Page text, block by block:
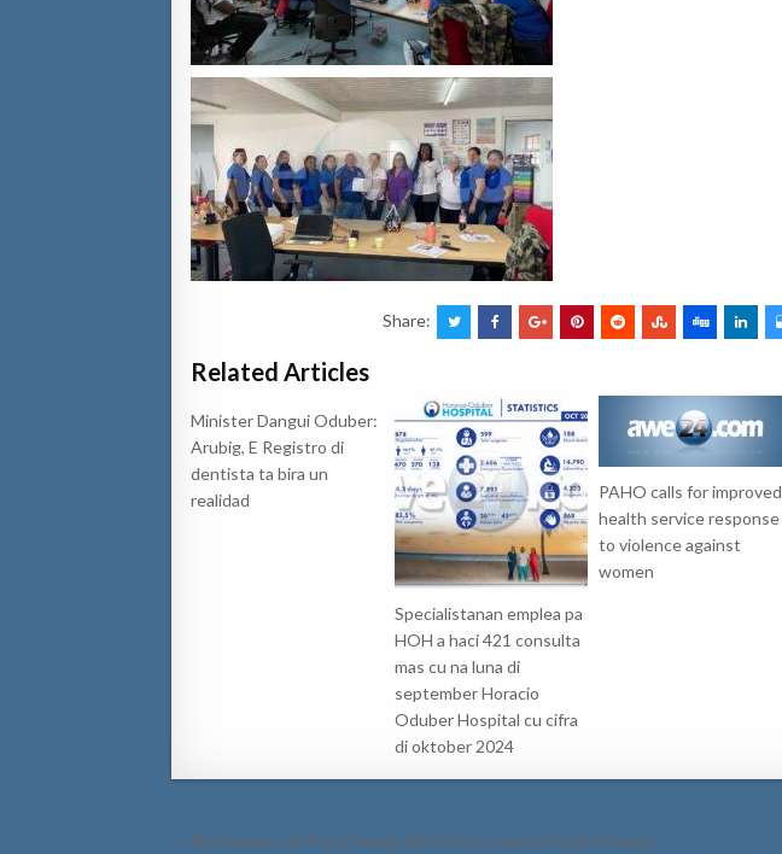
Share:
Related Articles
Minister Dangui Oduber:
Arubig, E Registro di
dentista ta bira un
realidad
Specialistanan emplea pa
HOH a haci 421 consulta
mas cu na luna di
september Horacio
Oduber Hospital cu cifra
di oktober 2024
PAHO calls for improved
health service response
to violence against
women
Post
← Muchanan a disfruta Parada di Mucha cu nan pechi di Chispito